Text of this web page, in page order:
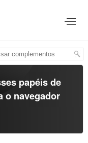
papéis de
o navegador
for Android